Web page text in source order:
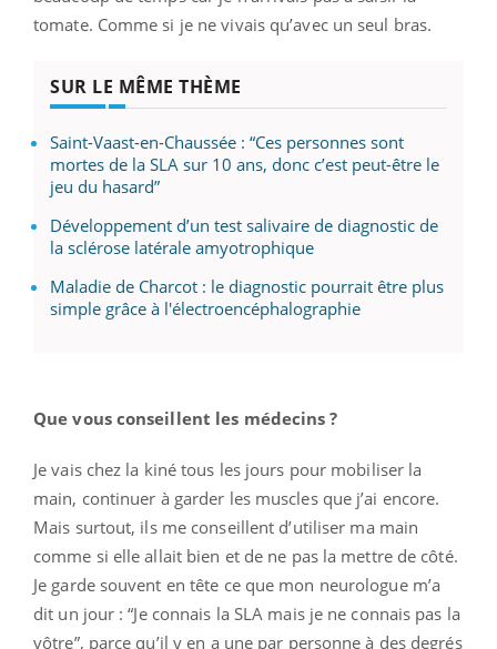
tomate. Comme si je ne vivais qu’avec un seul bras.
SUR LE MÊME THÈME
Saint-Vaast-en-Chaussée : “Ces personnes sont
mortes de la SLA sur 10 ans, donc c’est peut-être le
jeu du hasard”
Développement d’un test salivaire de diagnostic de
la sclérose latérale amyotrophique
Maladie de Charcot : le diagnostic pourrait être plus
simple grâce à l'électroencéphalographie
Que vous conseillent les médecins ?
Je vais chez la kiné tous les jours pour mobiliser la
main, continuer à garder les muscles que j’ai encore.
Mais surtout, ils me conseillent d’utiliser ma main
comme si elle allait bien et de ne pas la mettre de côté.
Je garde souvent en tête ce que mon neurologue m’a
dit un jour : “Je connais la SLA mais je ne connais pas la
vôtre”, parce qu’il y en a une par personne à des degrés